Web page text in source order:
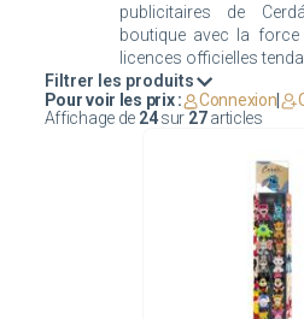
publicitaires de
boutique avec la
Filtrer les produits
Affichage de 24sur 27articles
Pour voir les prix : Connexion